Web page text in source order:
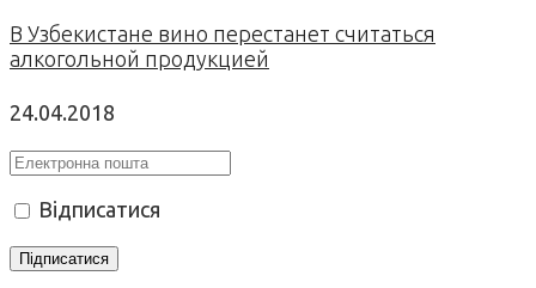
В Узбекистане вино перестанет считаться
алкогольной продукцией
24.04.2018
Відписатися